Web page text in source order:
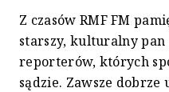
Z czasów RMF FM
starszy, kulturalny pan
reporterów, których
sądzie. Zawsze